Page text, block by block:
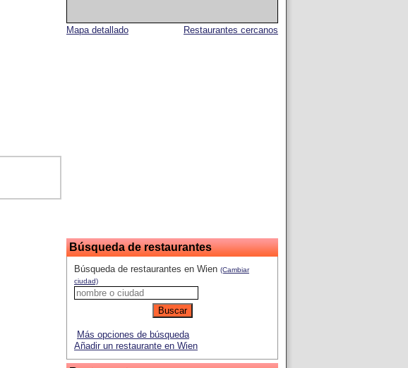
Restaurantes cercanos
Mapa detallado
Búsqueda de restaurantes
Búsqueda de restaurantes en Wien (Cambiar
ciudad)
Más opciones de búsqueda
Añadir un restaurante en Wien